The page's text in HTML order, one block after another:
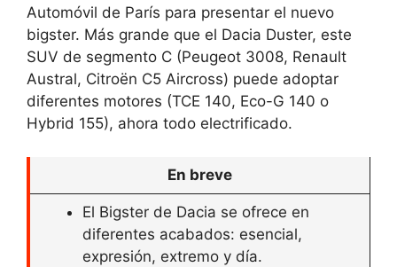
Automóvil de París para presentar el nuevo
bigster. Más grande que el Dacia Duster, este
SUV de segmento C (Peugeot 3008, Renault
Austral, Citroën C5 Aircross) puede adoptar
diferentes motores (TCE 140, Eco-G 140 o
Hybrid 155), ahora todo electrificado.
En breve
El Bigster de Dacia se ofrece en
diferentes acabados: esencial,
expresión, extremo y día.